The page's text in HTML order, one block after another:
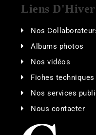
Liens D'Hiver
Nos
Albums photos
Nos vidéos
Fiches techniques
Nos services
Nous contacter